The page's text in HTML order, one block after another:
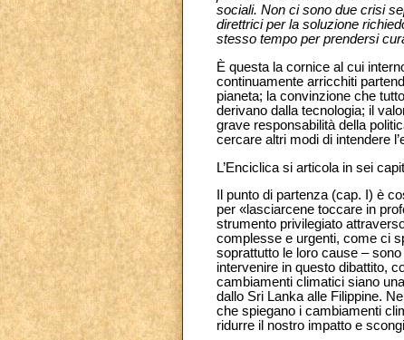
sociali. Non ci sono due crisi
direttrici per la soluzione
stesso tempo per prendersi
È questa la cornice al cui
continuamente arricchiti
pianeta; la convinzione che
derivano dalla tecnologia; il
grave responsabilità della
cercare altri modi di intendere
L’Enciclica si articola in sei
Il punto di partenza (cap. I) è
per «lasciarcene toccare in
strumento privilegiato
complesse e urgenti, come ci
soprattutto le loro cause –
intervenire in questo dibattito,
cambiamenti climatici siano
dallo Sri Lanka alle Filippine.
che spiegano i cambiamenti
ridurre il nostro impatto e